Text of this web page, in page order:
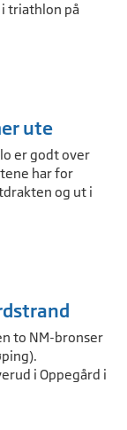
triathlon på
ute
er godt over
har for
og ut i
to NM-bronser
i Oppegård i